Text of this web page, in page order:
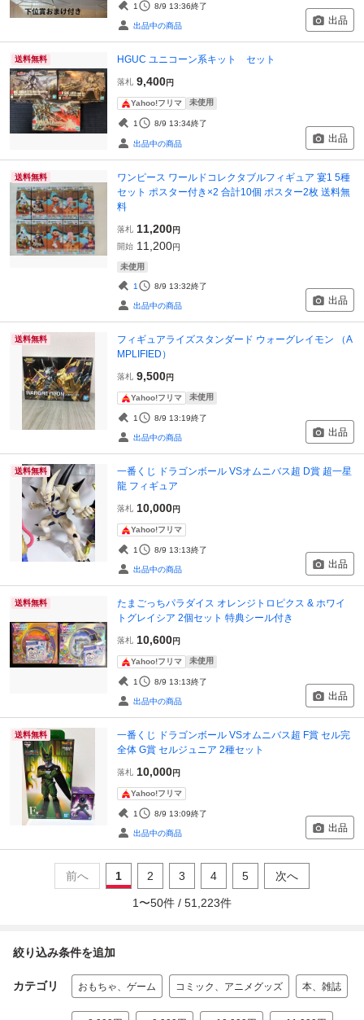
1 8/9 13:36終了
出品中の商品 出品
送料無料 HGUC ユニコーン系キット セット
落札 9,400円
Yahoo!フリマ 未使用
1 8/9 13:34終了
出品中の商品 出品
送料無料
ワンピース ワールドコレクタブルフィギュア 宴1 5種
セット ポスター付き×2 合計10個 ポスター2枚 送料無
料
落札 11,200円
開始 11,200円
未使用
1 8/9 13:32終了
出品中の商品 出品
送料無料
フィギュアライズスタンダード ウォーグレイモン （A
MPLIFIED）
落札 9,500円
Yahoo!フリマ 未使用
1 8/9 13:19終了
出品中の商品 出品
送料無料
一番くじ ドラゴンボール VSオムニバス超 D賞 超一星
龍 フィギュア
落札 10,000円
Yahoo!フリマ
1 8/9 13:13終了
出品中の商品 出品
送料無料
たまごっちパラダイス オレンジトロピクス & ホワイ
トグレイシア 2個セット 特典シール付き
落札 10,600円
Yahoo!フリマ 未使用
1 8/9 13:13終了
出品中の商品 出品
送料無料
一番くじ ドラゴンボール VSオムニバス超 F賞 セル完
全体 G賞 セルジュニア 2種セット
落札 10,000円
Yahoo!フリマ
1 8/9 13:09終了
出品中の商品 出品
前へ 1 2 3 4 5 次へ
1 〜50件 / 51,223件
絞り込み条件を追加
カテゴリ おもちゃ、ゲーム コミック、アニメグッズ 本、雑誌